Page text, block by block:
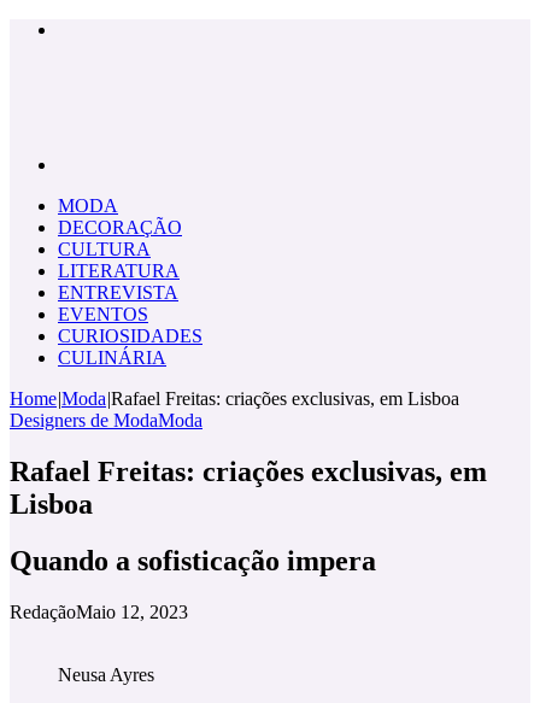
MODA
DECORAÇÃO
CULTURA
LITERATURA
ENTREVISTA
EVENTOS
CURIOSIDADES
CULINÁRIA
Home|Moda|Rafael Freitas: criações exclusivas, em Lisboa
Designers de ModaModa
Rafael Freitas: criações exclusivas, em
Lisboa
Quando a sofisticação impera
RedaçãoMaio 12, 2023
Neusa Ayres